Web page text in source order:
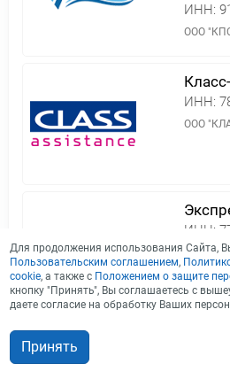
ИНН:
ООО
ИНН:
ООО
ИНН:
ООО
Для продолжения использования Сайта,
Пользовательским соглашением,
cookie, а также с Положением о защите
кнопку "Принять", Вы соглашаетесь с
даете согласие на обработку Ваших
Принять